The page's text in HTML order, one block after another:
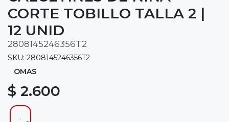
CORTE TOBILLO TALLA 2 |
12 UNID
2808145246356T2
SKU: 2808145246356T2
OMAS
$ 2.600
.